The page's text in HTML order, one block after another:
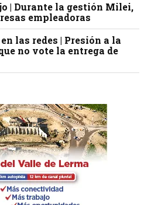
| Durante la gestión Milei,
empleadoras
las redes | Presión a la
no vote la entrega de